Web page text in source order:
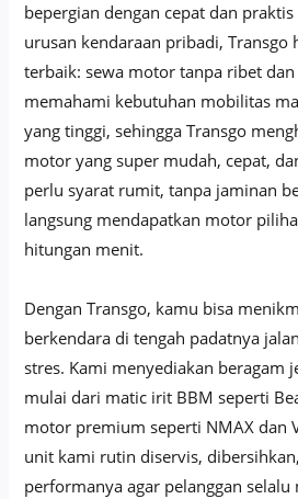
bepergian dengan cepat dan
urusan kendaraan pribadi, Transgo
terbaik: sewa motor tanpa ribet dan
memahami kebutuhan mobilitas
yang tinggi, sehingga Transgo
motor yang super mudah, cepat,
perlu syarat rumit, tanpa jaminan
langsung mendapatkan motor
hitungan menit.
Dengan Transgo, kamu bisa
berkendara di tengah padatnya
stres. Kami menyediakan beragam
mulai dari matic irit BBM seperti
motor premium seperti NMAX dan
unit kami rutin diservis,
performanya agar pelanggan selalu